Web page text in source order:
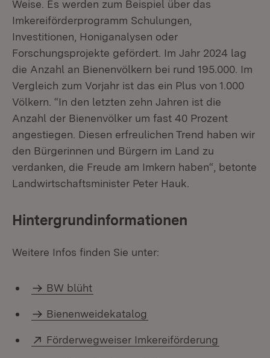
Weise. Es werden zum Beispiel über das
Imkereiförderprogramm Schulungen,
Investitionen, Honiganalysen oder
Forschungsprojekte gefördert. Im Jahr 2024 lag
die Anzahl an Bienenvölkern bei rund 195.000. Im
Vergleich zum Vorjahr ist das ein Plus von 1.000
Völkern. “In den letzten zehn Jahren ist die
Anzahl der Bienenvölker um fast 40 Prozent
angestiegen. Diesen erfreulichen Trend haben wir
den Bürgerinnen und Bürgern im Land zu
verdanken, die Freude am Imkern haben“, betonte
Landwirtschaftsminister Peter Hauk.
Hintergrundinformationen
Weitere Infos finden Sie unter:
BW blüht
Bienenweidekatalog
Extern:
Förderwegweiser Imkereiförderung